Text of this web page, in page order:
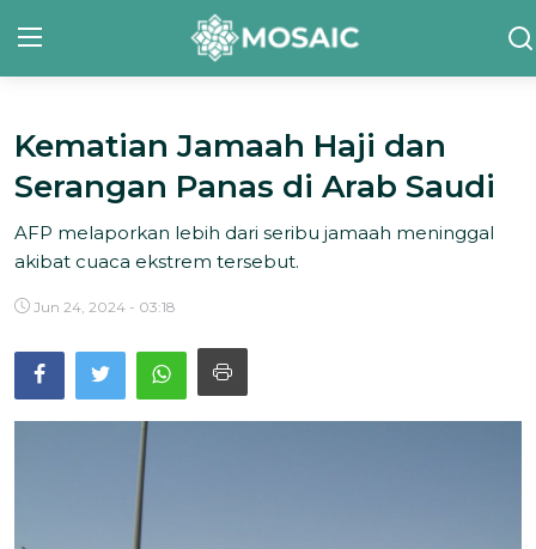
Contact
Tentang Kami
Risalah
Team Kami
Galeri
Sorotan Berita
Bahasa
Kematian Jamaah Haji dan
Serangan Panas di Arab Saudi
AFP melaporkan lebih dari seribu jamaah meninggal
akibat cuaca ekstrem tersebut.
Jun 24, 2024 - 03:18